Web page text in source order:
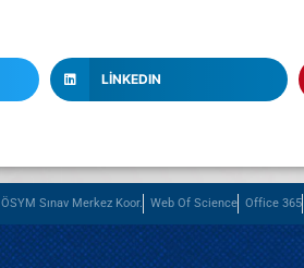
LINKEDIN
ÖSYM Sınav Merkez Koor. Web Of Science Office 365